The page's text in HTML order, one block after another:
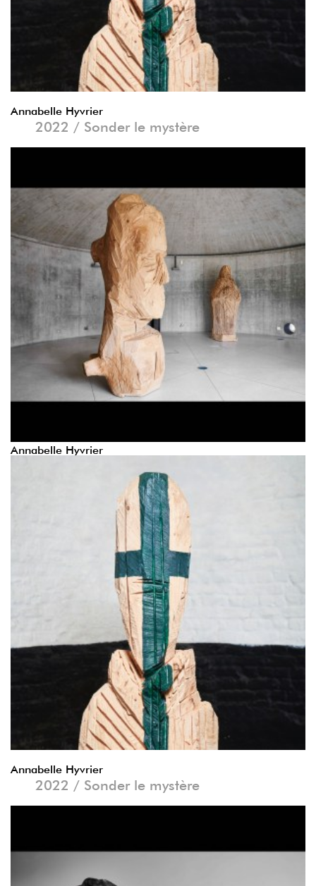
Annabelle Hyvrier
2022 / Sonder le mystère
Annabelle Hyvrier
Annabelle Hyvrier
2022 / Sonder le mystère